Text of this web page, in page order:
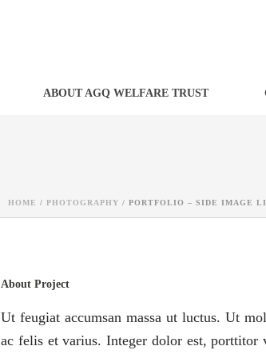
ABOUT AGQ WELFARE TRUST
HOME / PHOTOGRAPHY / PORTFOLIO – SIDE IMAGE
About Project
Ut feugiat accumsan massa ut luctus. Ut
ac felis et varius. Integer dolor est, porttitor